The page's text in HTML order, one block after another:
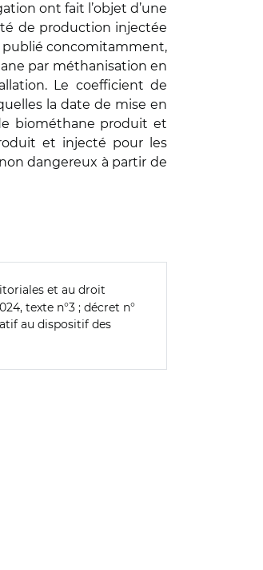
ont fait l’objet d’une
de production injectée
publié concomitamment,
par méthanisation en
Le coefficient de
la date de mise en
biométhane produit et
et injecté pour les
dangereux à partir de
et au droit
texte n°3 ; décret n°
au dispositif des